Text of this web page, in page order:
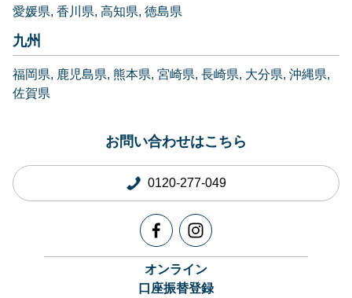
愛媛県 香川県 高知県 徳島県
九州
福岡県 鹿児島県 熊本県 宮崎県 長崎県 大分県 沖縄県
佐賀県
お問い合わせはこちら
0120-277-049
オンライン
口座振替登録